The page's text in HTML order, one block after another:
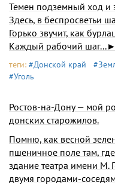
Темен подземный ход и
Здесь, в беспросветьи
Горько звучит, как
Каждый рабочий шаг...►
теги: #Донской край
#Уголь
Ростов-на-Дону — мой
дон­ских старожилов.
Помню, как весной
пшеничное поле там,
здание театра имени М.
двумя городами-